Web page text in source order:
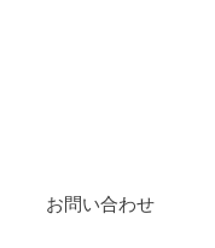
お問い合わせ